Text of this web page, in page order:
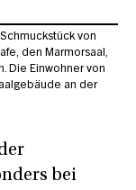
von
den Marmorsaal,
Die Einwohner von
an der
bei